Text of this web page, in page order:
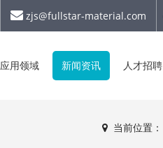
zjs@fullstar-material.com
应用领域 新闻资讯 人才招聘
当前位置：